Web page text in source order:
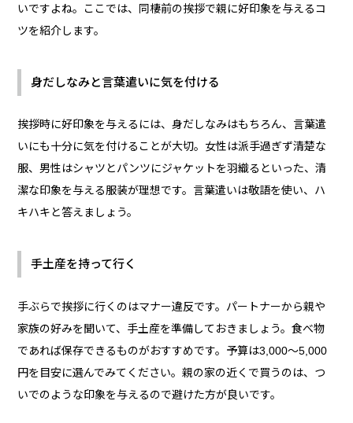
いですよね。ここでは、同棲前の挨拶で親に好印象を与えるコ
ツを紹介します。
身だしなみと言葉遣いに気を付ける
挨拶時に好印象を与えるには、身だしなみはもちろん、言葉遣
いにも十分に気を付けることが大切。女性は派手過ぎず清楚な
服、男性はシャツとパンツにジャケットを羽織るといった、清
潔な印象を与える服装が理想です。言葉遣いは敬語を使い、ハ
キハキと答えましょう。
手土産を持って行く
手ぶらで挨拶に行くのはマナー違反です。パートナーから親や
家族の好みを聞いて、手土産を準備しておきましょう。食べ物
であれば保存できるものがおすすめです。予算は3,000～5,000
円を目安に選んでみてください。親の家の近くで買うのは、つ
いでのような印象を与えるので避けた方が良いです。